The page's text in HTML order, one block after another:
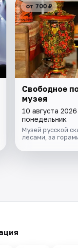
от 700 ₽
Свободное
музея
10 августа 2026
понедельник
Музей русской
лесами, за